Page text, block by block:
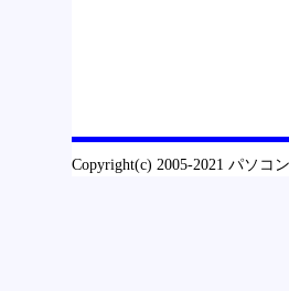
Copyright(c) 2005-2021 パソ